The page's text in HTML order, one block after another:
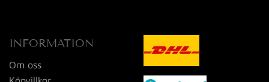
INFORMATION
Om oss